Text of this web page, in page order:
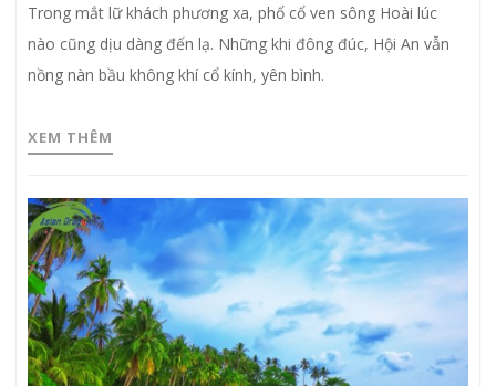
Trong mắt lữ khách phương xa, phổ cổ ven sông Hoài lúc
nào cũng dịu dàng đến lạ. Những khi đông đúc, Hội An vẫn
nồng nàn bầu không khí cổ kính, yên bình.
XEM THÊM